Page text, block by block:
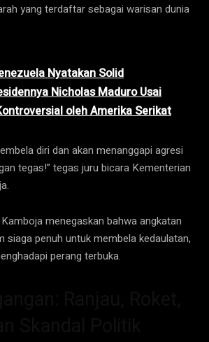
yang terdaftar sebagai warisan dunia
Nyatakan Solid
Nicholas Maduro Usai
oleh Amerika Serikat
diri dan akan menanggapi agresi
tegas!” tegas juru bicara Kementerian
menegaskan bahwa angkatan
siaga penuh untuk membela kedaulatan,
perang terbuka.